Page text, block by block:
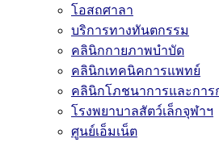
โอสถศาลา
บริการทางทันตกรรม
คลินิกกายภาพบำบัด
คลินิกเทคนิคการแพทย์
คลินิกโภชนาการและการ
โรงพยาบาลสัตว์เล็กจุฬาฯ
ศูนย์เอ็มเน็ต